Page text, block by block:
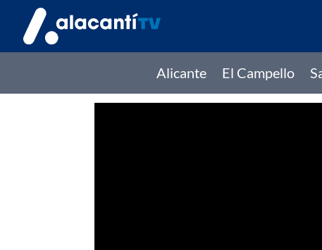
Alicante El Campello